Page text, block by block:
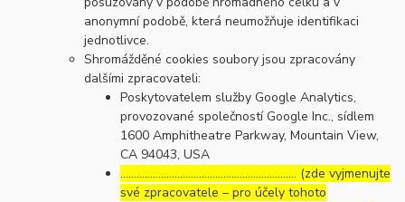
anonymní podobě, která neumožňuje identifikaci
jednotlivce.
Shromážděné cookies soubory jsou zpracovány
dalšími zpracovateli:
Poskytovatelem služby Google Analytics,
provozované společností Google Inc., sídlem
1600 Amphitheatre Parkway, Mountain View,
CA 94043, USA
……………………………………………………..… (zde vyjmenujte
své zpracovatele – pro účely tohoto